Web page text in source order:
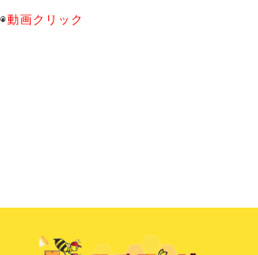
◉動画クリック